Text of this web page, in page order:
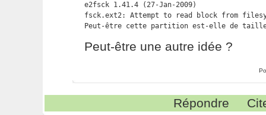
e2fsck 1.41.4 (27-Jan-2009)
fsck.ext2: Attempt to read block from
Peut-être cette partition est-elle de taille
Peut-être une autre idée ?
Répondre